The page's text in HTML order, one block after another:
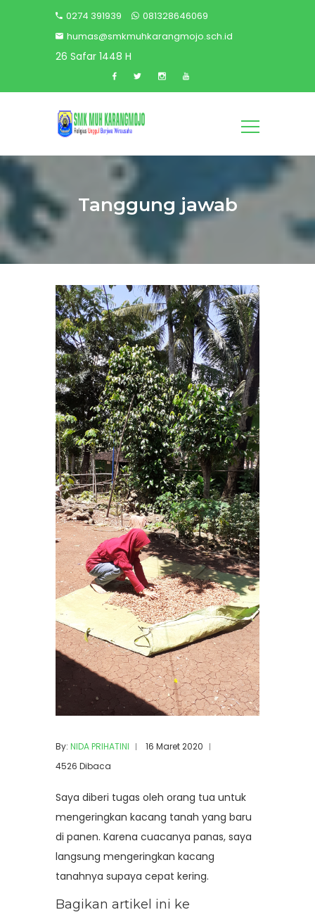
0274 391939
081328646069
humas@smkmuhkarangmojo.sch.id
26 Safar 1448 H
Tanggung jawab
By: NIDA PRIHATINI
16 Maret 2020
4526 Dibaca
Saya diberi tugas oleh orang tua untuk
mengeringkan kacang tanah yang baru
di panen. Karena cuacanya panas, saya
langsung mengeringkan kacang
tanahnya supaya cepat kering.
Bagikan artikel ini ke